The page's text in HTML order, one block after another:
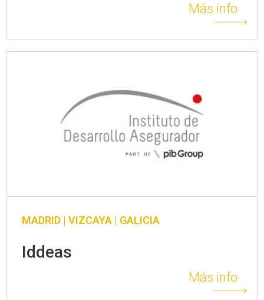
Más info
MADRID | VIZCAYA | GALICIA
Iddeas
Más info